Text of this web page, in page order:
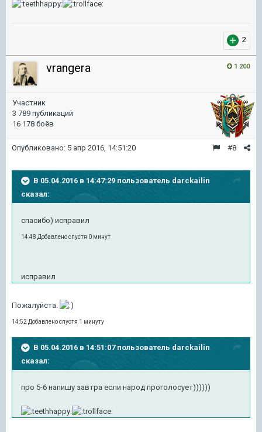
2
1 200
vrangera
Участник
3 789 публикаций
16 178 боёв
#8
Опубликовано: 5 апр 2016, 14:51:20
В 05.04.2016 в 14:47:29 пользователь darckailin
сказал:
спасибо) исправил
14:48 Добавлено спустя 0 минут
исправил
Пожалуйста.
14:52 Добавлено спустя 1 минуту
В 05.04.2016 в 14:51:07 пользователь darckailin
сказал:
про 5-6 напишу завтра если народ проголосует))))))